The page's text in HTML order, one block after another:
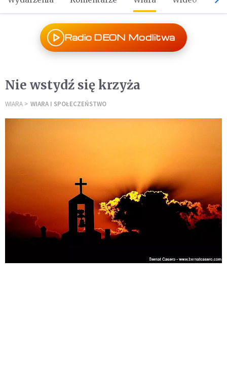
Radio DEON Modlitwa
Nie wstydź się krzyża
WIARA WIARA I SPOŁECZEŃSTWO